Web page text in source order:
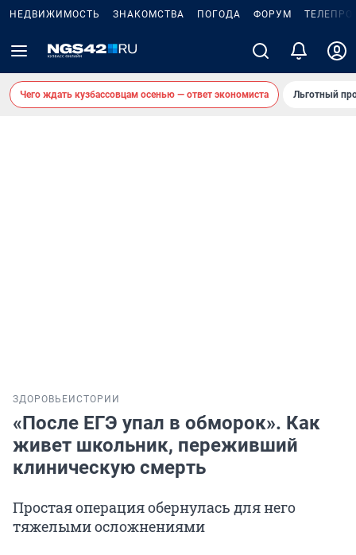
НЕДВИЖИМОСТЬ ЗНАКОМСТВА ПОГОДА ФОРУМ
Чего ждать кузбассовцам осенью — ответ экономиста Льготный
ЗДОРОВЬЕ ИСТОРИИ
«После ЕГЭ упал в обморок». Как
живет школьник, переживший
клиническую смерть
Простая операция обернулась для него
тяжелыми осложнениями